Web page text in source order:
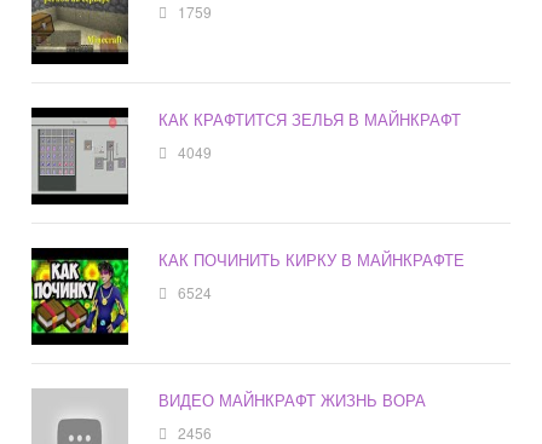
1759
КАК КРАФТИТСЯ ЗЕЛЬЯ В МАЙНКРАФТ
4049
КАК ПОЧИНИТЬ КИРКУ В МАЙНКРАФТЕ
6524
ВИДЕО МАЙНКРАФТ ЖИЗНЬ ВОРА
2456